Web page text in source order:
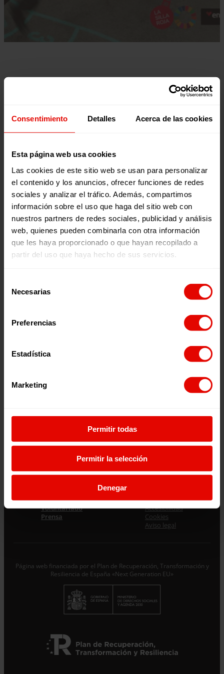
Consentimiento Detalles Acerca de las cookies
Esta página web usa cookies
Las cookies de este sitio web se usan para personalizar
el contenido y los anuncios, ofrecer funciones de redes
sociales y analizar el tráfico. Además, compartimos
información sobre el uso que haga del sitio web con
nuestros partners de redes sociales, publicidad y análisis
web, quienes pueden combinarla con otra información
que les haya proporcionado o que hayan recopilado a
partir del uso que haya hecho de sus servicios.
Necesarias
Preferencias
Estadística
Marketing
Permitir todas
Permitir la selección
Denegar
Tu donación se ha realizado correctamente.
Muchas gracias por tu
generosidad
¡Da un paso más! Síguenos en redes sociales:
Facebook X YouTube Instagram LinkedIn Flickr
Facebook
X YouTube
Instagram
LinkedIn
Bluesky
Únete al equipo
Voluntariado
Prensa
Privacidad
Accesibilidad
Cookies
Aviso legal
Página web financiada por el Plan de Recuperación, Transformación y
Resiliencia de España «Next Generation EU»